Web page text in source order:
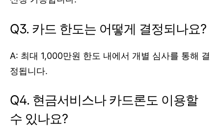
Q3. 카드 한도는 어떻게 결정되나요?
A: 최대 1,000만원 한도 내에서 개별 심사를 통해 결
정됩니다.
Q4. 현금서비스나 카드론도 이용할
수 있나요?